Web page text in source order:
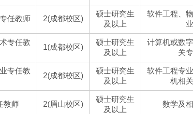
任教师 2(成都校区)
硕士研究生
及以上
软件工程、
业
专任教
1(成都校区)
硕士研究生
及以上
计算机或数
关
专任教
2(成都校区)
硕士研究生
及以上
软件工程专
机相
教师 2(眉山校区)
硕士研究生
及以上
数学及